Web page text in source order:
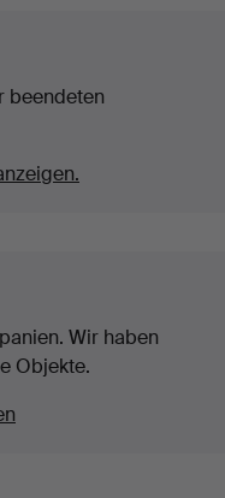
beendeten
Wir haben
Objekte.